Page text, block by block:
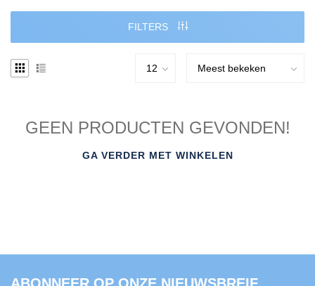
FILTERS
GEEN PRODUCTEN GEVONDEN!
GA VERDER MET WINKELEN